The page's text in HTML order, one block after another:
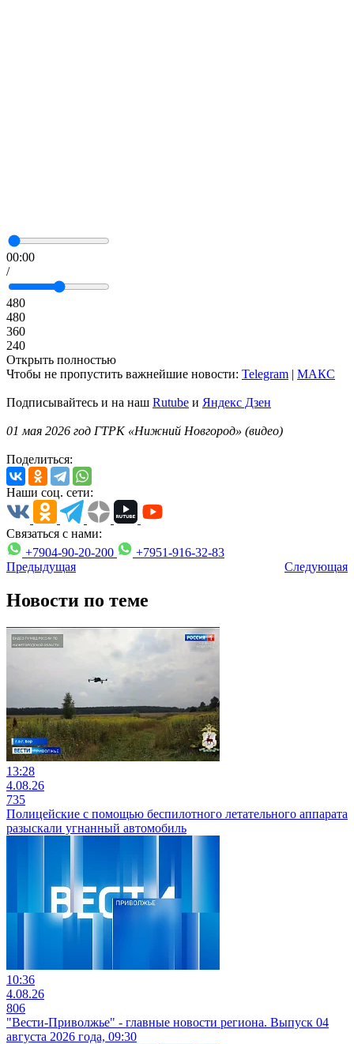
00:00
/
480
480
360
240
Открыть полностью
Чтобы не пропустить важнейшие новости: Telegram | MAКС
Подписывайтесь и на наш Rutube и Яндекс Дзен
01 мая 2026 год ГТРК «Нижний Новгород» (видео)
Поделиться:
Наши соц. сети:
Связаться с нами:
+7904-90-20-200
+7951-916-32-83
Предыдущая
Следующая
Новости по теме
13:28
4.08.26
735
Полицейские с помощью беспилотного летательного аппарата
разыскали угнанный автомобиль
10:36
4.08.26
806
"Вести-Приволжье" - главные новости региона. Выпуск 04
августа 2026 года, 09:30